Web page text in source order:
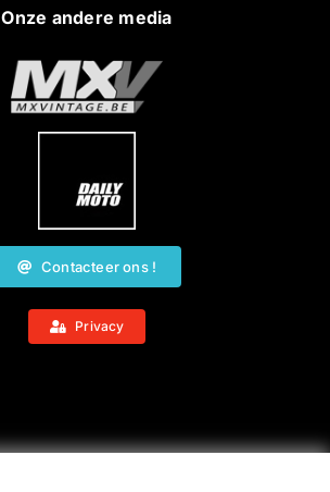
Onze andere media
Contacteer ons !
Privacy